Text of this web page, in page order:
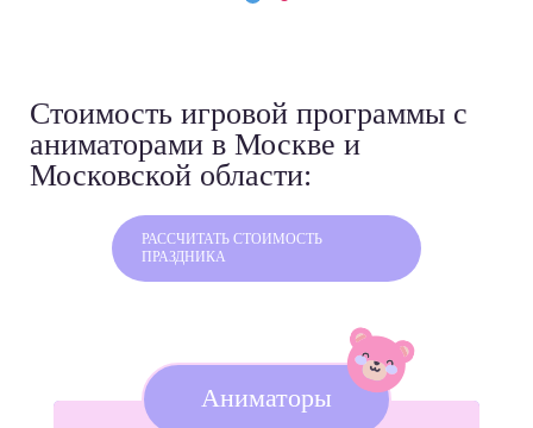
Стоимость игровой программы с
аниматорами в Москве и
Московской области:
РАССЧИТАТЬ СТОИМОСТЬ
ПРАЗДНИКА
Аниматоры